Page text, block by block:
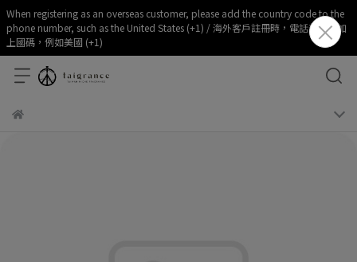
When registering as an overseas customer, please add the country code to the
phone number, such as the United States (+1) / 海外客戶註冊時，電話部分請加
上國碼，例如美國 (+1)